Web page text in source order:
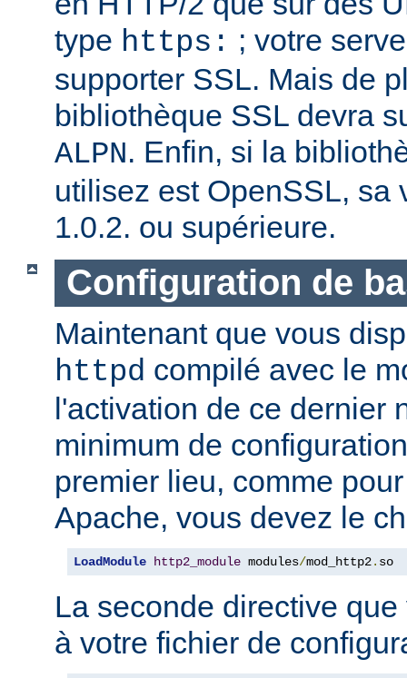
type https: ; votre
supporter SSL. Mais de
bibliothèque SSL devra
ALPN. Enfin, si la
utilisez est OpenSSL, sa
1.0.2. ou supérieure.
Configuration de
Maintenant que vous
httpd compilé avec le
l'activation de ce dernier
minimum de
premier lieu, comme
Apache, vous devez le
LoadModule http2_module modules/mod_http2. so
La seconde directive
à votre fichier de